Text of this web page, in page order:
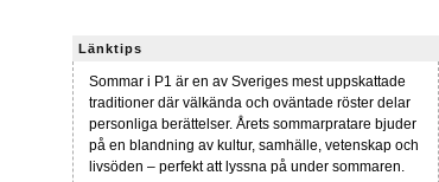
Länktips
Sommar i P1 är en av Sveriges mest uppskattade
traditioner där välkända och oväntade röster delar
personliga berättelser. Årets sommarpratare bjuder
på en blandning av kultur, samhälle, vetenskap och
livsöden – perfekt att lyssna på under sommaren.